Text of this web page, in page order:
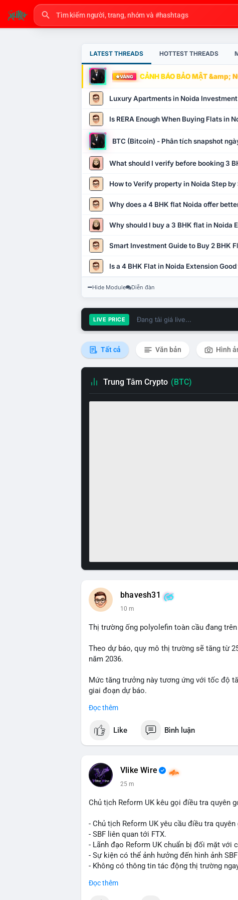
LATEST THREADS HOTTEST THREADS
VÀNG CẢNH BÁO BẢO MẬT &amp;
Luxury Apartments in Noida
Is RERA Enough When Buying Flats in
BTC (Bitcoin) - Phân tích snapshot
What should I verify before booking 3
How to Verify property in Noida Step by
Why does a 4 BHK flat Noida offer
Why should I buy a 3 BHK flat in Noida
Smart Investment Guide to Buy 2 BHK
Is a 4 BHK Flat in Noida Extension
Hide Module Diễn đàn
LIVE PRICE Đang tải giá live...
Tất cả Văn bản Hình
Trung Tâm Crypto (BTC)
bhavesh31
10 m
Thị trường ống polyolefin toàn cầu đang
Theo dự báo, quy mô thị trường sẽ tăng từ
năm 2036.
Mức tăng trưởng này tương ứng với tốc độ
giai đoạn dự báo.
Đây là tín hiệu tích cực cho các nhà sản
Bạn đánh giá thế nào về tiềm năng của
Đọc thêm
Like Bình luận
Vlike Wire
25 m
Chủ tịch Reform UK kêu gọi điều tra quyên
- Chủ tịch Reform UK yêu cầu điều tra quyên
- SBF liên quan tới FTX.
- Lãnh đạo Reform UK chuẩn bị đối mặt với
- Sự kiện có thể ảnh hưởng đến hình ảnh
- Không có thông tin tác động thị trường
Đọc thêm